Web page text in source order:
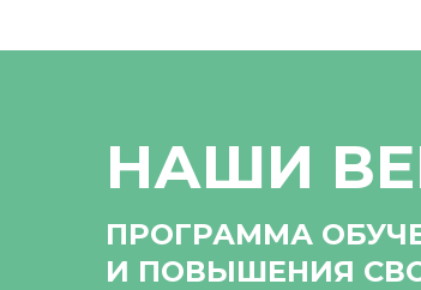
НАШИ
ПРОГРАММА
И ПОВЫШЕНИЯ